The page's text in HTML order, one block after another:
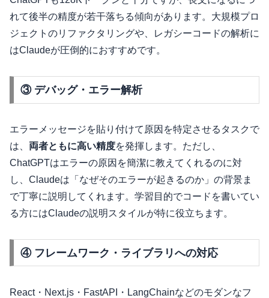
れて後半の精度が若干落ちる傾向があります。大規模プロ
ジェクトのリファクタリングや、レガシーコードの解析に
はClaudeが圧倒的におすすめです。
③ デバッグ・エラー解析
エラーメッセージを貼り付けて原因を特定させるタスクで
は、 両者ともに高い精度を発揮します。ただし、
ChatGPTはエラーの原因を簡潔に教えてくれるのに対
し、Claudeは「なぜそのエラーが起きるのか」の背景ま
で丁寧に説明してくれます。学習目的でコードを書いてい
る方にはClaudeの説明スタイルが特に役立ちます。
④ フレームワーク・ライブラリへの対応
React・Next.js・FastAPI・LangChainなどのモダンなフ